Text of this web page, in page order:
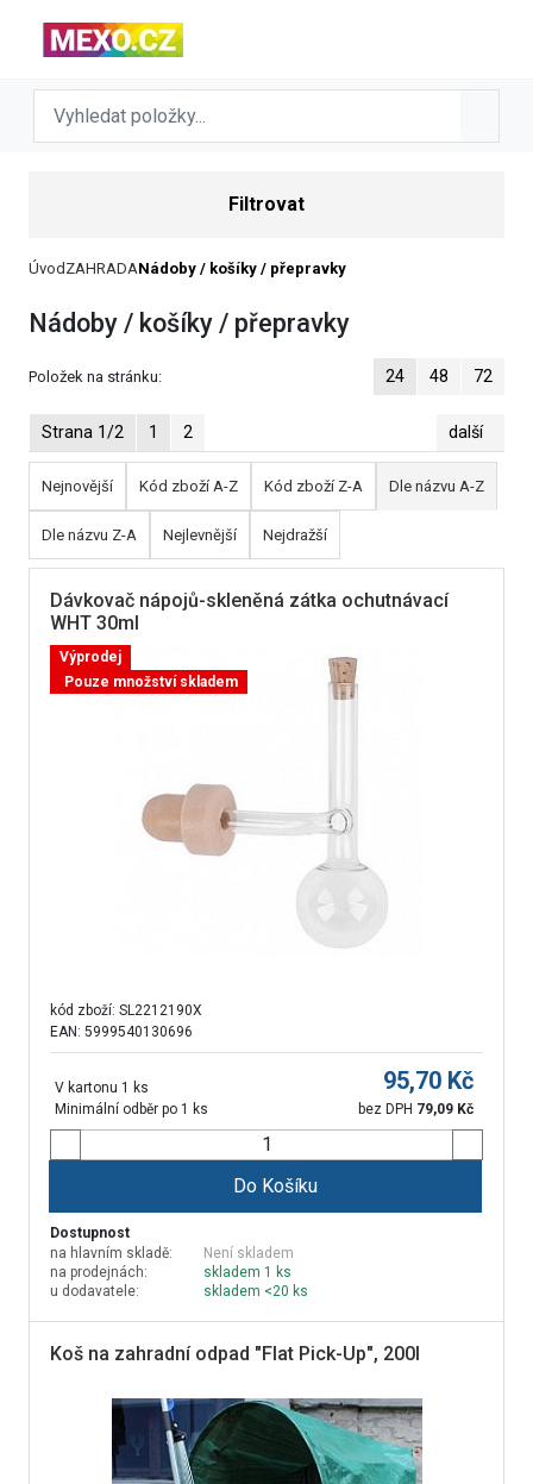
Filtrovat
Úvod ZAHRADANádoby / košíky / přepravky
Nádoby / košíky / přepravky
Položek na stránku: 24 48 72
Strana 1/2 1 2 další
Nejnovější Kód zboží A-Z Kód zboží Z-A Dle názvu A-Z
Dle názvu Z-A Nejlevnější Nejdražší
Dávkovač nápojů-skleněná zátka ochutnávací
WHT 30ml
Výprodej
Pouze množství skladem
kód zboží: SL2212190X
EAN: 5999540130696
V kartonu 1 ks
Minimální odběr po 1 ks
95,70 Kč
bez DPH 79,09 Kč
Do Košíku
Dostupnost
na hlavním skladě:
Není skladem
na prodejnách:
skladem 1 ks
u dodavatele:
skladem <20 ks
Koš na zahradní odpad "Flat Pick-Up", 200l